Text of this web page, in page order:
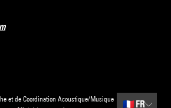
et de Coordination Acoustique/Musique
🇫🇷 FR